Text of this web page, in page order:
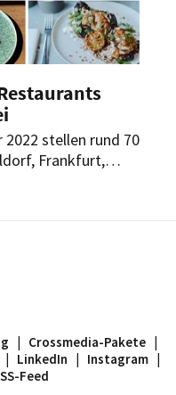
2022 stellen rund 70
Frankfurt,
| Crossmedia-Pakete |
| LinkedIn | Instagram |
Feed